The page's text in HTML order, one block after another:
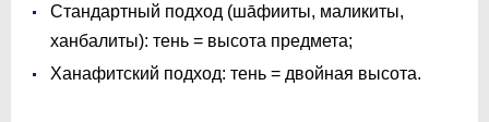
Стандартный подход (шāфииты, маликиты,
ханбалиты): тень = высота предмета;
Ханафитский подход: тень = двойная высота.